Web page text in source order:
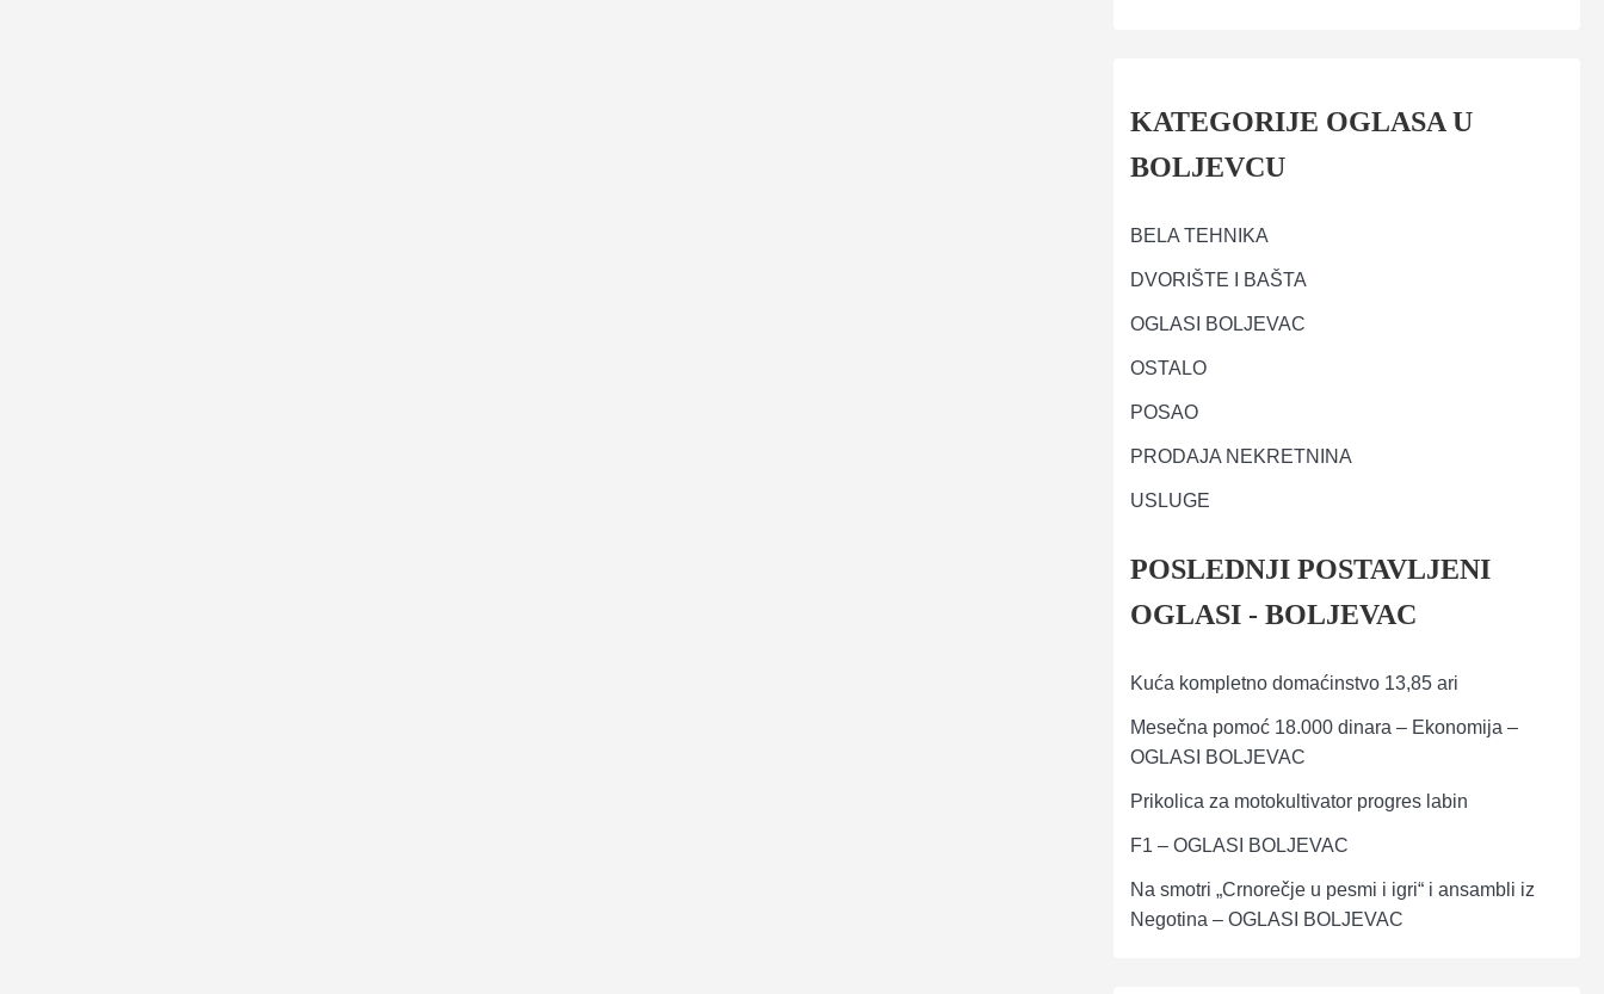
KATEGORIJE OGLASA U
BOLJEVCU
BELA TEHNIKA
DVORIŠTE I BAŠTA
OGLASI BOLJEVAC
OSTALO
POSAO
PRODAJA NEKRETNINA
USLUGE
POSLEDNJI POSTAVLJENI
OGLASI - BOLJEVAC
Kuća kompletno domaćinstvo 13,85 ari
Mesečna pomoć 18.000 dinara – Ekonomija –
OGLASI BOLJEVAC
Prikolica za motokultivator progres labin
F1 – OGLASI BOLJEVAC
Na smotri „Crnorečje u pesmi i igri“ i ansambli iz
Negotina – OGLASI BOLJEVAC